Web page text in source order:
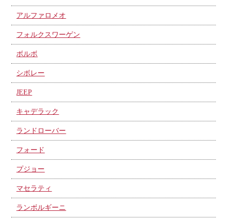
アルファロメオ
フォルクスワーゲン
ボルボ
シボレー
JEEP
キャデラック
ランドローバー
フォード
プジョー
マセラティ
ランボルギーニ